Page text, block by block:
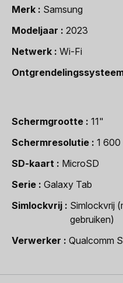
Merk
Samsung
Modeljaar
2023
Netwerk
Wi-Fi
Schermgrootte
11"
Schermresolutie
1
SD-kaart
MicroSD
Serie
Galaxy Tab
Simlockvrij
Simlockvrij
gebruiken)
Verwerker
Qualcomm